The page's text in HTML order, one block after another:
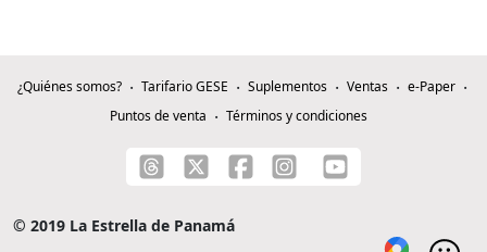
¿Quiénes somos? Tarifario GESE Suplementos Ventas
e-Paper
Puntos de venta
Términos y condiciones
© 2019 La Estrella de Panamá